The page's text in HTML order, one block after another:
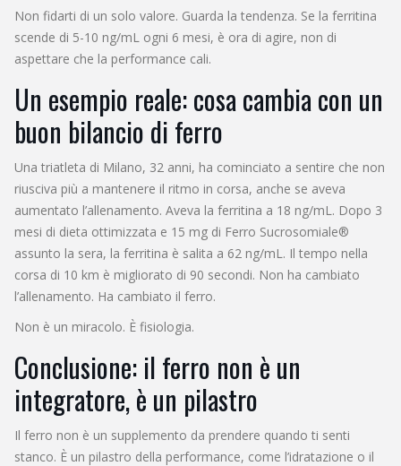
Non fidarti di un solo valore. Guarda la tendenza. Se la ferritina
scende di 5-10 ng/mL ogni 6 mesi, è ora di agire, non di
aspettare che la performance cali.
Un esempio reale: cosa cambia con un
buon bilancio di ferro
Una triatleta di Milano, 32 anni, ha cominciato a sentire che non
riusciva più a mantenere il ritmo in corsa, anche se aveva
aumentato l’allenamento. Aveva la ferritina a 18 ng/mL. Dopo 3
mesi di dieta ottimizzata e 15 mg di Ferro Sucrosomiale®
assunto la sera, la ferritina è salita a 62 ng/mL. Il tempo nella
corsa di 10 km è migliorato di 90 secondi. Non ha cambiato
l’allenamento. Ha cambiato il ferro.
Non è un miracolo. È fisiologia.
Conclusione: il ferro non è un
integratore, è un pilastro
Il ferro non è un supplemento da prendere quando ti senti
stanco. È un pilastro della performance, come l’idratazione o il